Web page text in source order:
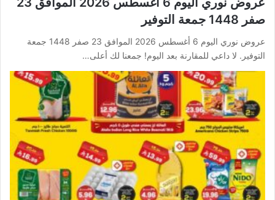
صفر 1448 جمعة التوفير
عروض نوري اليوم 6 أغسطس 2026 الموافق 23 صفر 1448 جمعة
التوفير. لا داعي للمقارنة بعد اليوم! جمعنا لك أعلى…